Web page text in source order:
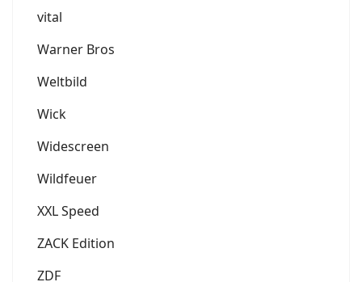
vital
Warner Bros
Weltbild
Wick
Widescreen
Wildfeuer
XXL Speed
ZACK Edition
ZDF